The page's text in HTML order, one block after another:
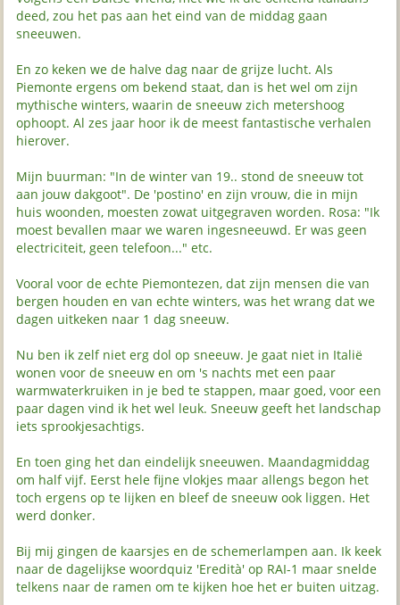
deed, zou het pas aan het eind van de middag gaan
sneeuwen.
En zo keken we de halve dag naar de grijze lucht. Als
Piemonte ergens om bekend staat, dan is het wel om zijn
mythische winters, waarin de sneeuw zich metershoog
ophoopt. Al zes jaar hoor ik de meest fantastische verhalen
hierover.
Mijn buurman: "In de winter van 19.. stond de sneeuw tot
aan jouw dakgoot". De 'postino' en zijn vrouw, die in mijn
huis woonden, moesten zowat uitgegraven worden. Rosa: "Ik
moest bevallen maar we waren ingesneeuwd. Er was geen
electriciteit, geen telefoon..." etc.
Vooral voor de echte Piemontezen, dat zijn mensen die van
bergen houden en van echte winters, was het wrang dat we
dagen uitkeken naar 1 dag sneeuw.
Nu ben ik zelf niet erg dol op sneeuw. Je gaat niet in Italië
wonen voor de sneeuw en om 's nachts met een paar
warmwaterkruiken in je bed te stappen, maar goed, voor een
paar dagen vind ik het wel leuk. Sneeuw geeft het landschap
iets sprookjesachtigs.
En toen ging het dan eindelijk sneeuwen. Maandagmiddag
om half vijf. Eerst hele fijne vlokjes maar allengs begon het
toch ergens op te lijken en bleef de sneeuw ook liggen. Het
werd donker.
Bij mij gingen de kaarsjes en de schemerlampen aan. Ik keek
naar de dagelijkse woordquiz 'Eredità' op RAI-1 maar snelde
telkens naar de ramen om te kijken hoe het er buiten uitzag.